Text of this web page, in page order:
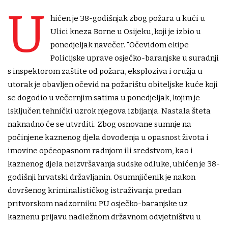
U
hićen je 38-godišnjak zbog požara u kući u
Ulici kneza Borne u Osijeku, koji je izbio u
ponedjeljak navečer. "Očevidom ekipe
Policijske uprave osječko-baranjske u suradnji
s inspektorom zaštite od požara, eksploziva i oružja u
utorak je obavljen očevid na požarištu obiteljske kuće koji
se dogodio u večernjim satima u ponedjeljak, kojim je
isključen tehnički uzrok njegova izbijanja. Nastala šteta
naknadno će se utvrditi. Zbog osnovane sumnje na
počinjene kaznenog djela dovođenja u opasnost života i
imovine općeopasnom radnjom ili sredstvom, kao i
kaznenog djela neizvršavanja sudske odluke, uhićen je 38-
godišnji hrvatski državljanin. Osumnjičenik je nakon
dovršenog kriminalističkog istraživanja predan
pritvorskom nadzorniku PU osječko-baranjske uz
kaznenu prijavu nadležnom državnom odvjetništvu u